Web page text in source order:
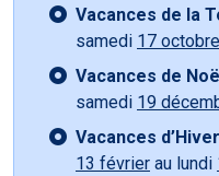
Vacances de la
samedi 17 octobre
Vacances de
samedi 19
Vacances
13 février au lundi